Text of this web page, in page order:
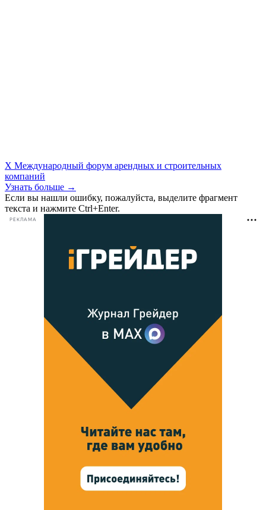
X Международный форум арендных и строительных
компаний
Узнать больше →
Если вы нашли ошибку, пожалуйста, выделите фрагмент
текста и нажмите Ctrl+Enter.
РЕКЛАМА